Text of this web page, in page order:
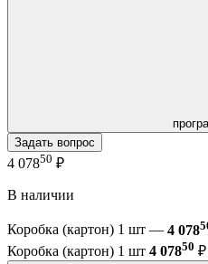
Задать вопрос
4 07850 ₽
В наличии
Коробка (картон) 1 шт — 4 078
Коробка (картон) 1 шт 4 07850 ₽